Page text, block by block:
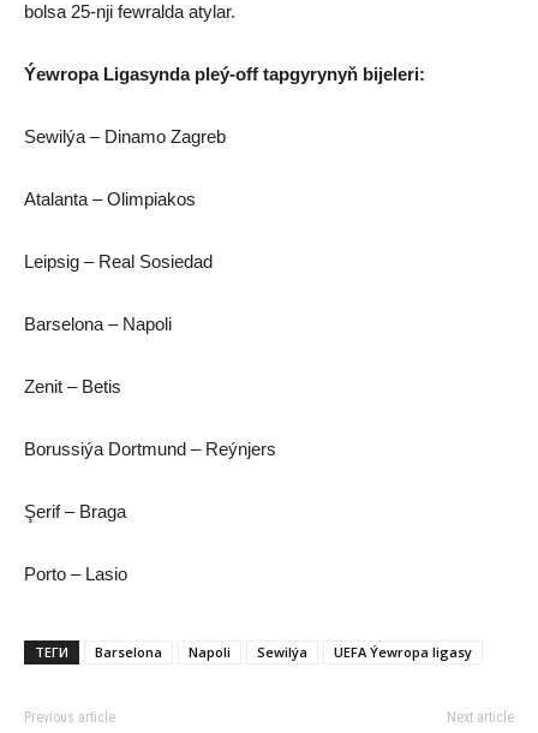
bolsa 25-nji fewralda atylar.
Ýewropa Ligasynda pleý-off tapgyrynyň bijeleri:
Sewilýa – Dinamo Zagreb
Atalanta – Olimpiakos
Leipsig – Real Sosiedad
Barselona – Napoli
Zenit – Betis
Borussiýa Dortmund – Reýnjers
Şerif – Braga
Porto – Lasio
ТЕГИ Barselona Napoli Se­wil­ýa UEFA Ýewropa ligasy
Previous article Next article